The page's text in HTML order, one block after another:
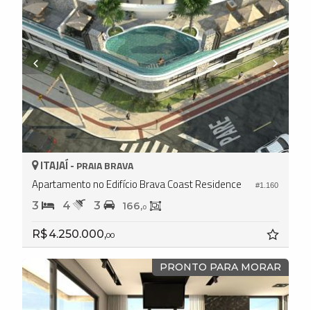
#1.160
ITAJAÍ - PRAIA BRAVA
Apartamento no Edifício Brava Coast Residence
3 4 3 166,0
R$ 4.250.000,00
PRONTO PARA MORAR